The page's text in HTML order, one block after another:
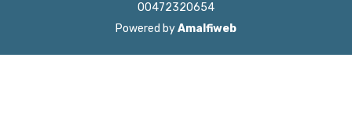
00472320654
Powered byAmalfiweb